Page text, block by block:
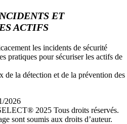
ET
ACTIFS
les incidents de sécurité
pratiques pour sécuriser les actifs de
de la détection et de la prévention des
2026
2025 Tous droits réservés.
sont soumis aux droits d’auteur.